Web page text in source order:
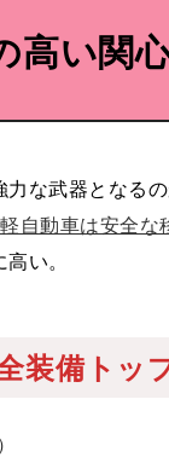
高い関
な武器となる
軽自動車は安全
い。
装備トッ